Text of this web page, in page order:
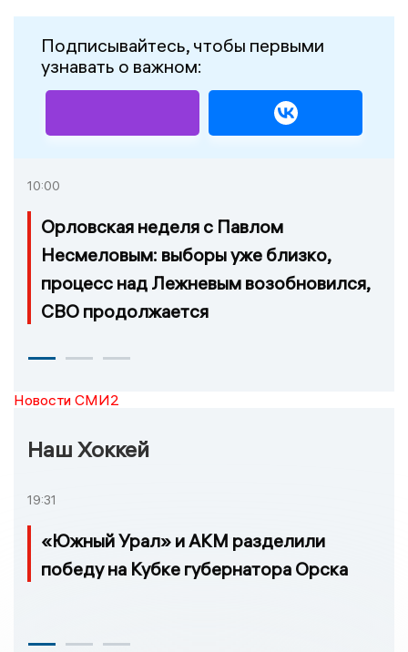
Подписывайтесь, чтобы первыми
узнавать о важном:
10:00
Орловская неделя с Павлом
Несмеловым: выборы уже близко,
процесс над Лежневым возобновился,
СВО продолжается
Новости СМИ2
Наш Хоккей
19:31
«Южный Урал» и АКМ разделили
победу на Кубке губернатора Орска